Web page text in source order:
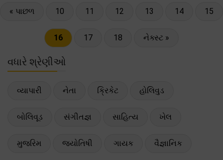
« પાછળ 10 11 12 13 14 15
16 17 18 નેક્સ્ટ »
વધારે શ્રેણીઓ
વ્યાપારી નેતા ક્રિકેટ હોલિવુડ
બોલિવૂડ સંગીતજ્ઞ સાહિત્ય ખેલ
મુજરિમ જ્યોતિષી ગાયક વૈજ્ઞાનિક